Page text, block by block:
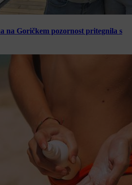
na Goričkem pozornost pritegnila s